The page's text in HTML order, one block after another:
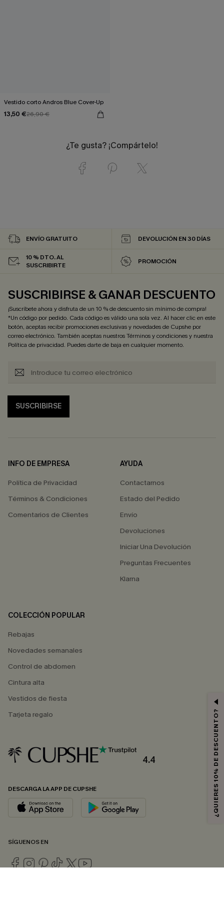
Vestido corto Andros Blue Cover-Up
13,50 €26,90 €
¿Te gusta? ¡Compártelo!
ENVÍO GRATUITO DEVOLUCIÓN EN 30 DÍAS
10 % DTO. AL
SUSCRIBIRTE
PROMOCIÓN
SUSCRIBIRSE & GANAR DESCUENTO
¡Suscríbete ahora y disfruta de un 10 % de descuento sin mínimo de compra!
*Un código por pedido. Cada código es válido una sola vez. Al hacer clic en este
botón, aceptas recibir promociones exclusivas y novedades de Cupshe por
correo electrónico. También aceptas nuestrosTérminos y condicionesy nuestra
Política de privacidad. Puedes darte de baja en cualquier momento.
SUSCRIBIRSE
INFO DE EMPRESA
Política de Privacidad
Términos & Condiciones
Comentarios de Clientes
AYUDA
Contactarnos
Estado del Pedido
Envío
Devoluciones
Iniciar Una Devolución
Preguntas Frecuentes
Klarna
COLECCIÓN POPULAR
Rebajas
Novedades semanales
Control de abdomen
Cintura alta
Vestidos de fiesta
Tarjeta regalo
4.4
DESCARGA LA APP DE CUPSHE
SÍGUENOS EN
¿QUIERES 10% DE DESCUENTO?